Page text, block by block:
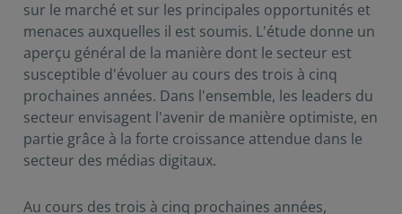
sur le marché et sur les principales opportunités et
menaces auxquelles il est soumis. L'étude donne un
aperçu général de la manière dont le secteur est
susceptible d'évoluer au cours des trois à cinq
prochaines années. Dans l'ensemble, les leaders du
secteur envisagent l'avenir de manière optimiste, en
partie grâce à la forte croissance attendue dans le
secteur des médias digitaux.
Au cours des trois à cinq prochaines années,